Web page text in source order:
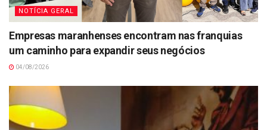
NOTÍCIA GERAL
Empresas maranhenses encontram nas franquias
um caminho para expandir seus negócios
04/08/2026